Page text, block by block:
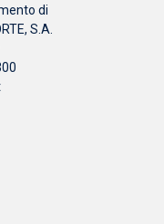
di
S.A.